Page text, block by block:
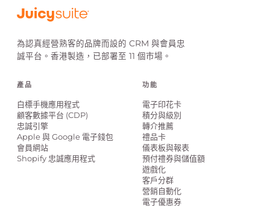
為認真經營熟客的品牌而設的 CRM 與會員忠
誠平台。香港製造，已部署至 11 個市場。
產品
白標手機應用程式
顧客數據平台 (CDP)
忠誠引擎
Apple 與 Google 電子錢包
會員網站
Shopify 忠誠應用程式
功能
電子印花卡
積分與級別
轉介推薦
禮品卡
儀表板與報表
預付禮券與儲值額
遊戲化
客戶分群
營銷自動化
電子優惠券